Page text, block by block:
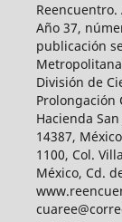
Año 37,
publicación
División de
Prolongación
Hacienda
14387,
1100, Col.
México, Cd.